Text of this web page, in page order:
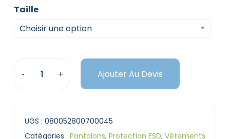
Taille
Choisir une option
Ajouter Au Devis
UGS : 080052800700045
Catégories : Pantalons, Protection ESD, Vêtements